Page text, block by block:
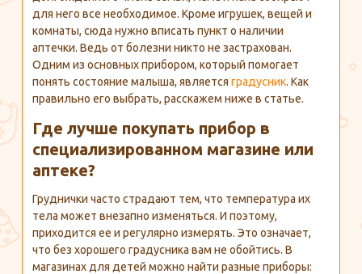
для него все необходимое. Кроме игрушек, вещей и
комнаты, сюда нужно вписать пункт о наличии
аптечки. Ведь от болезни никто не застрахован.
Одним из основных прибором, который помогает
понять состояние малыша, является градусник. Как
правильно его выбрать, расскажем ниже в статье.
Где лучше покупать прибор в
специализированном магазине или
аптеке?
Груднички часто страдают тем, что температура их
тела может внезапно изменяться. И поэтому,
приходится ее и регулярно измерять. Это означает,
что без хорошего градусника вам не обойтись. В
магазинах для детей можно найти разные приборы: